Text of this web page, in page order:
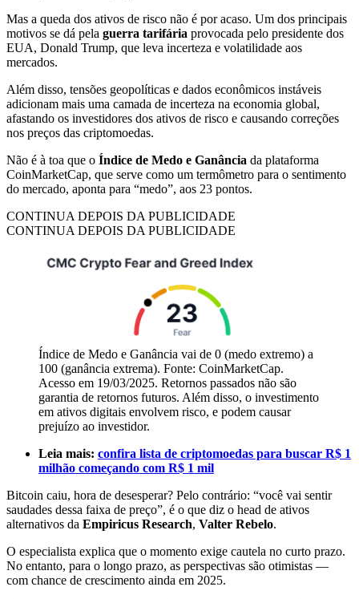
Mas a queda dos ativos de risco não é por acaso. Um dos principais
motivos se dá pela guerra tarifária provocada pelo presidente dos
EUA, Donald Trump, que leva incerteza e volatilidade aos
mercados.
Além disso, tensões geopolíticas e dados econômicos instáveis
adicionam mais uma camada de incerteza na economia global,
afastando os investidores dos ativos de risco e causando correções
nos preços das criptomoedas.
Não é à toa que o Índice de Medo e Ganância da plataforma
CoinMarketCap, que serve como um termômetro para o sentimento
do mercado, aponta para “medo”, aos 23 pontos.
CONTINUA DEPOIS DA PUBLICIDADE
CONTINUA DEPOIS DA PUBLICIDADE
Índice de Medo e Ganância vai de 0 (medo extremo) a
100 (ganância extrema). Fonte: CoinMarketCap.
Acesso em 19/03/2025. Retornos passados não são
garantia de retornos futuros. Além disso, o investimento
em ativos digitais envolvem risco, e podem causar
prejuízo ao investidor.
Leia mais: confira lista de criptomoedas para buscar R$ 1
milhão começando com R$ 1 mil
Bitcoin caiu, hora de desesperar? Pelo contrário: “você vai sentir
saudades dessa faixa de preço”, é o que diz o head de ativos
alternativos da Empiricus Research, Valter Rebelo.
O especialista explica que o momento exige cautela no curto prazo.
No entanto, para o longo prazo, as perspectivas são otimistas —
com chance de crescimento ainda em 2025.